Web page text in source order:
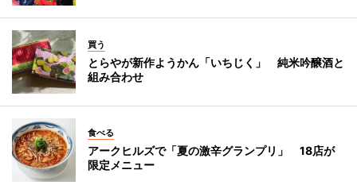
買う
とらやが新作ようかん「いちじく」 純米吟醸酒と
組み合わせ
食べる
アークヒルズで「夏の激辛グランプリ」 18店が
限定メニュー